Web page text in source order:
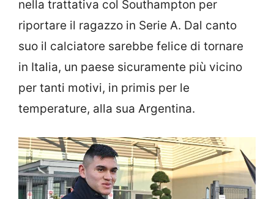
nella trattativa col Southampton per
riportare il ragazzo in Serie A. Dal canto
suo il calciatore sarebbe felice di tornare
in Italia, un paese sicuramente più vicino
per tanti motivi, in primis per le
temperature, alla sua Argentina.